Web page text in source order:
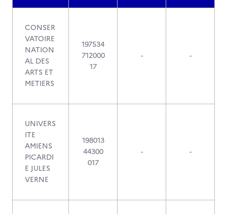
CONSER
VATOIRE
NATION
AL DES
ARTS ET
METIERS
197534
712000
17
- -
UNIVERS
ITE
AMIENS
PICARDI
E JULES
VERNE
198013
44300
017
- -